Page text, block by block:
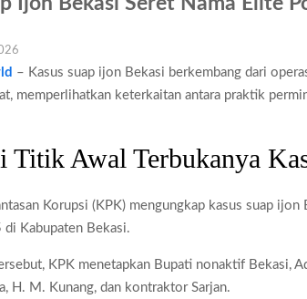
Jabar Wajib Pilah Sampah Jadi Praktikum IPA
Kg Febrie Adriansyah, Kejagung Periksa 3 Saksi
West Jakarta 2026 Mulai Rp1,875 Juta, Ini
Transformasi Layanan Kesehatan Primer
– Kasus suap ijon Bekasi berkembang dari
memperlihatkan keterkaitan antara praktik
Titik Awal Terbukanya
Korupsi (KPK) mengungkap kasus suap
Kabupaten Bekasi.
KPK menetapkan Bupati nonaktif Bekasi,
H. M. Kunang, dan kontraktor Sarjan.